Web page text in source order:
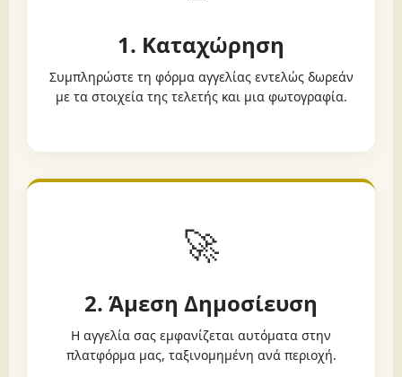
1. Καταχώρηση
Συμπληρώστε τη φόρμα αγγελίας εντελώς δωρεάν
με τα στοιχεία της τελετής και μια φωτογραφία.
🚀
2. Άμεση Δημοσίευση
Η αγγελία σας εμφανίζεται αυτόματα στην
πλατφόρμα μας, ταξινομημένη ανά περιοχή.